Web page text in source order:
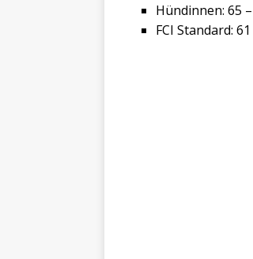
Hündinnen: 65
FCI Standard: 61